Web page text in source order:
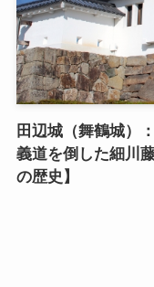
田辺城（舞鶴城）
義道を倒した細川
の歴史】